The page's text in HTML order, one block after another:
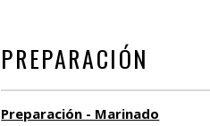
PREPARACIÓN
Preparación - Marinado